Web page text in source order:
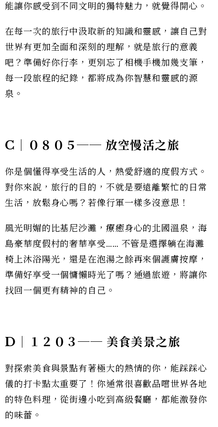
能讓你感受到不同文明的獨特魅力，就覺得開心。
在每一次的旅行中汲取新的知識和靈感，讓自己對
世界有更加全面和深刻的理解，就是旅行的意義
吧？準備好你行李，更別忘了相機手機加幾支筆，
每一段旅程的紀錄，都將成為你智慧和靈感的源
泉。
C｜０８０５── 放空慢活之旅
你是個懂得享受生活的人，熱愛舒適的度假方式。
對你來說，旅行的目的，不就是要遠離繁忙的日常
生活，放鬆身心嗎？若像行軍一樣多沒意思！
風光明媚的比基尼沙灘，療癒身心的北國溫泉，海
島豪華度假村的奢華享受…… 不管是選擇躺在海灘
椅上沐浴陽光，還是在泡湯之餘再來個護膚按摩，
準備好享受一個慵懶時光了嗎？通過旅遊，將讓你
找回一個更有精神的自己。
D｜１２０３── 美食美景之旅
對探索美食與景點有著極大的熱情的你，能踩踩心
儀的打卡點太重要了！你通常很喜歡品嚐世界各地
的特色料理，從街邊小吃到高級餐廳，都能激發你
的味蕾。